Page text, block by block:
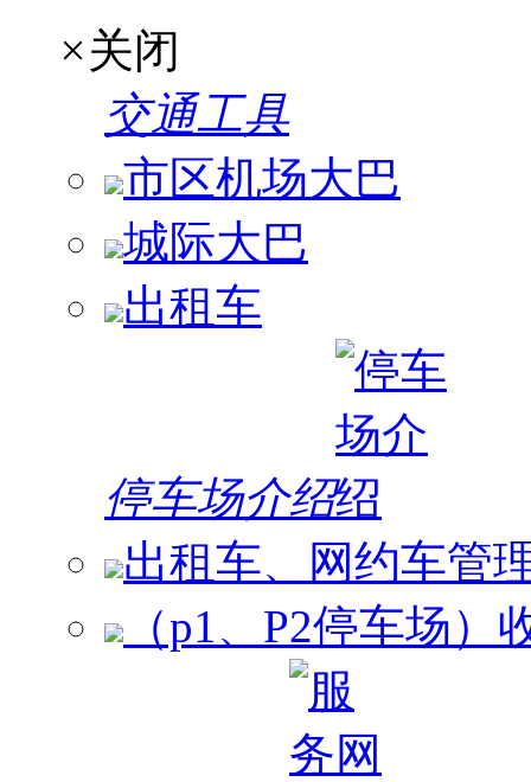
×关闭
交通工具
市区机场大巴
城际大巴
出租车
停车场介绍
出租车、网约车管
（p1、P2停车场）